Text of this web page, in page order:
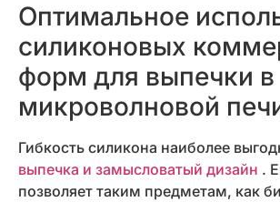
Оптимальное
силиконовых
форм для выпечки в
микроволновой
Гибкость силикона наиболее
выпечка и замысловатый дизайн .
позволяет таким предметам, как